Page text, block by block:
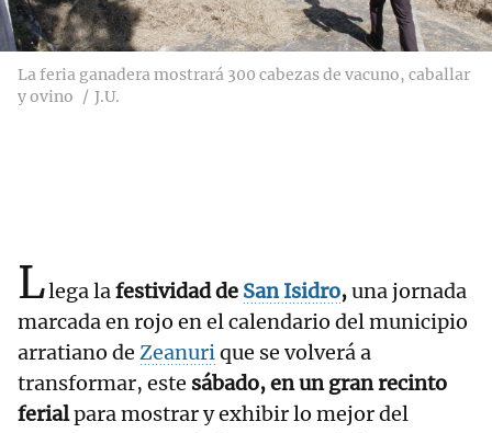
La feria ganadera mostrará 300 cabezas de vacuno, caballar
y ovino
J.U.
Llega lafestividad de San Isidro,una jornada
marcada en rojo en el calendario del municipio
arratiano de Zeanurique se volverá a
transformar, este sábado, en un gran recinto
ferialpara mostrar y exhibir lo mejor del